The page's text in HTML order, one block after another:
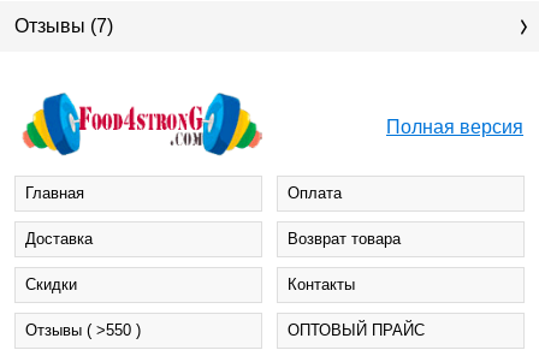
Отзывы (7)
Полная версия
Главная Оплата
Доставка Возврат товара
Cкидки Контакты
Отзывы ( >550 ) ОПТОВЫЙ ПРАЙС